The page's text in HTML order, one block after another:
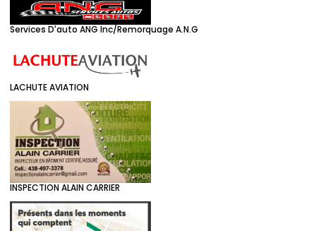
Services D'auto ANG Inc/Remorquage A.N.G
LACHUTE AVIATION
INSPECTION ALAIN CARRIER